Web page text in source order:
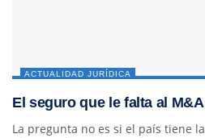
ACTUALIDAD JURÍDICA
El seguro que le falta al
La pregunta no es si el país tiene